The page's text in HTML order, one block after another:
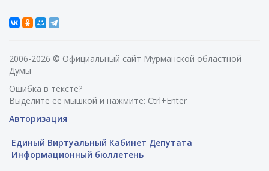
2006-2026 © Официальный сайт Мурманской областной
Думы
Ошибка в тексте?
Выделите ее мышкой и нажмите: Ctrl+Enter
Авторизация
Единый Виртуальный Кабинет Депутата
Информационный бюллетень